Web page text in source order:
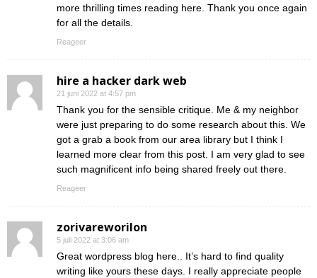
more thrilling times reading here. Thank you once again
for all the details.
Reageer
hire a hacker dark web
21 juni 2022 at 4:57 pm
Thank you for the sensible critique. Me & my neighbor
were just preparing to do some research about this. We
got a grab a book from our area library but I think I
learned more clear from this post. I am very glad to see
such magnificent info being shared freely out there.
Reageer
zorivareworilon
5 juli 2022 at 3:06 am
Great wordpress blog here.. It’s hard to find quality
writing like yours these days. I really appreciate people